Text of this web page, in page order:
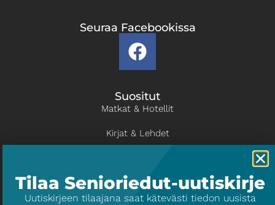
Seuraa Facebookissa
Suositut
Matkat & Hotellit
Kirjat & Lehdet
Liikunta
Tilaa Senioriedut-uutiskirje
​Uutiskirjeen tilaajana saat kätevästi tiedon uusista